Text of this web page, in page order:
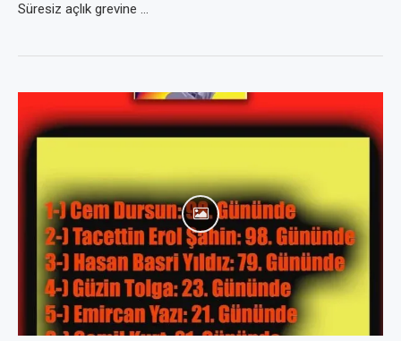
Süresiz açlık grevine …